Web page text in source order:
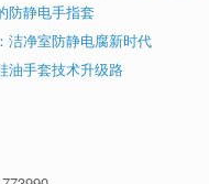
防静电手指套
洁净室防静电腐新时代
油手套技术升级路